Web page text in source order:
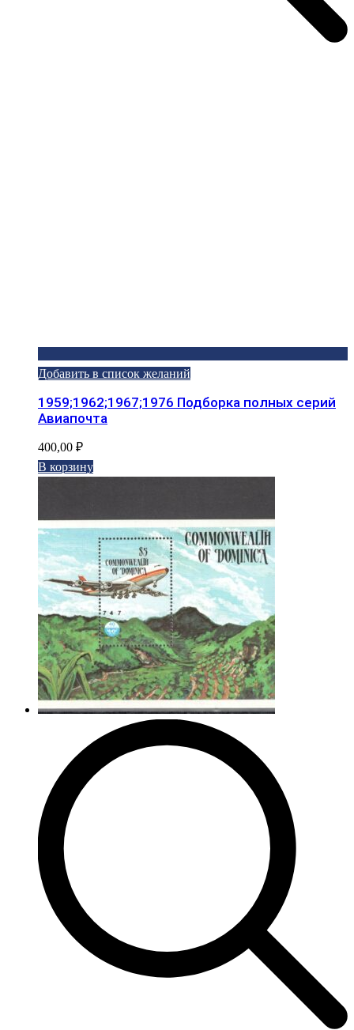
Добавить в список желаний
1959;1962;1967;1976 Подборка полных серий
Авиапочта
400,00 ₽
В корзину